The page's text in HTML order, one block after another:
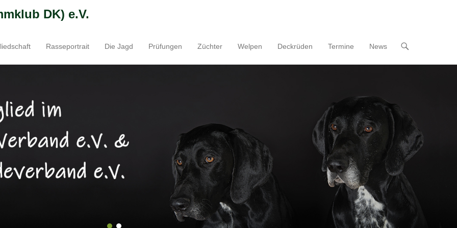
DK) e.V.
Rasseportrait Die Jagd Prüfungen Züchter Welpen Deckrüden Termine News